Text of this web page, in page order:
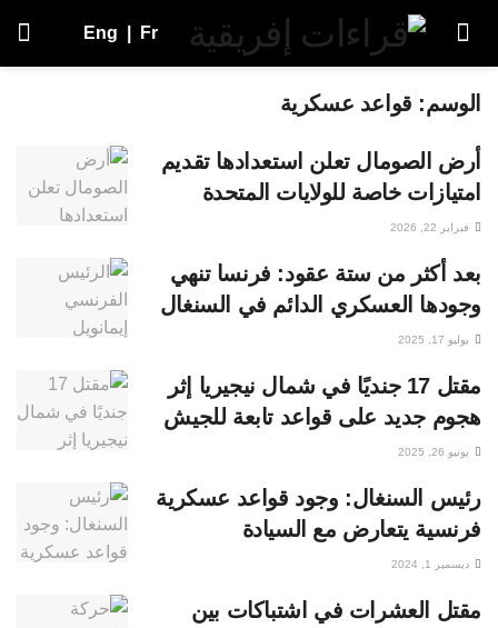
Eng Fr
الوسم: قواعد عسكرية
أرض الصومال تعلن استعدادها تقديم
امتيازات خاصة للولايات المتحدة
فبراير 22, 2026
بعد أكثر من ستة عقود: فرنسا تنهي
وجودها العسكري الدائم في السنغال
يوليو 17, 2025
مقتل 17 جنديًا في شمال نيجيريا إثر
هجوم جديد على قواعد تابعة للجيش
يونيو 26, 2025
رئيس السنغال: وجود قواعد عسكرية
فرنسية يتعارض مع السيادة
ديسمبر 1, 2024
مقتل العشرات في اشتباكات بين